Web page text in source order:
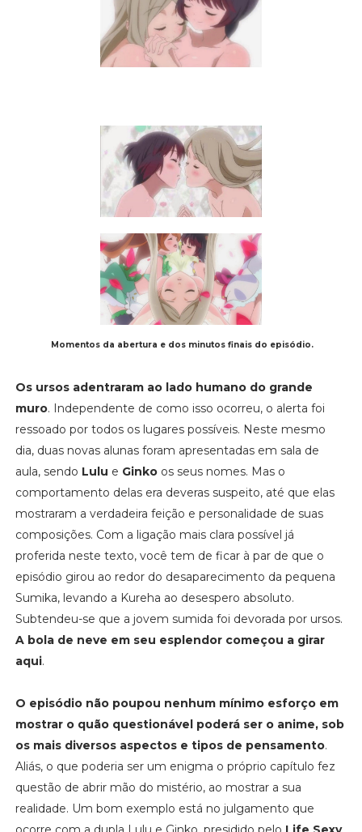
Momentos da abertura e dos minutos finais do episódio.
Os ursos adentraram ao lado humano do grande
muro. Independente de como isso ocorreu, o alerta foi
ressoado por todos os lugares possíveis. Neste mesmo
dia, duas novas alunas foram apresentadas em sala de
aula, sendo Lulu e Ginkoos seus nomes. Mas o
comportamento delas era deveras suspeito, até que elas
mostraram a verdadeira feição e personalidade de suas
composições. Com a ligação mais clara possível já
proferida neste texto, você tem de ficar à par de que o
episódio girou ao redor do desaparecimento da pequena
Sumika, levando a Kureha ao desespero absoluto.
Subtendeu-se que a jovem sumida foi devorada por ursos.
A bola de neve em seu esplendor começou a girar
aqui.
O episódio não poupou nenhum mínimo esforço em
mostrar o quão questionável poderá ser o anime, sob
os mais diversos aspectos e tipos de pensamento.
Aliás, o que poderia ser um enigma o próprio capítulo fez
questão de abrir mão do mistério, ao mostrar a sua
realidade. Um bom exemplo está no julgamento que